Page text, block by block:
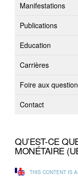
Manifestations
Publications
Education
Carrières
Foire aux
Contact
QU’EST-CE
MONÉTAIRE
THIS CONTENT IS